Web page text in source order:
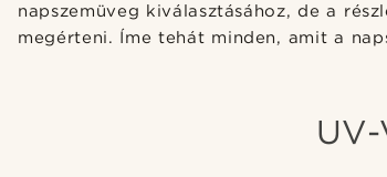
napszemüveg kiválasztásához, de a
megérteni. Íme tehát minden, amit a
UV-